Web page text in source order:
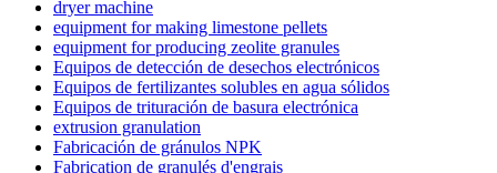
dryer machine
equipment for making limestone pellets
equipment for producing zeolite granules
Equipos de detección de desechos electrónicos
Equipos de fertilizantes solubles en agua sólidos
Equipos de trituración de basura electrónica
extrusion granulation
Fabricación de gránulos NPK
Fabrication de granulés d'engrais